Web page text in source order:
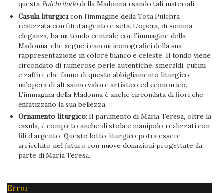
questa Pulchritudodella Madonna usando tali materiali.
Casula liturgicacon l’immagine della Tota Pulchra
realizzata con fili d’argento e seta. L’opera, di somma
eleganza, ha un tondo centrale con l’immagine della
Madonna, che segue i canoni iconografici della sua
rappresentazione in colore bianco e celeste. Il tondo viene
circondato di numerose perle autentiche, smeraldi, rubini
e zaffiri, che fanno di questo abbigliamento liturgico
un’opera di altissimo valore artistico ed economico.
L’immagina della Madonna è anche circondata di fiori che
enfatizzano la sua bellezza.
Ornamento liturgico: Il paramento di Maria Teresa, oltre la
casula, è completo anche di stola e manipolo realizzati con
fili d’argento. Questo lotto liturgico potrà essere
arricchito nel futuro con nuove donazioni progettate da
parte di María Teresa.
Error